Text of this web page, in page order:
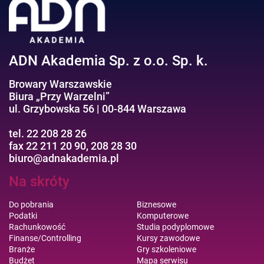
Efektywność osobista//Wellbeing
ADN Akademia Sp. z o.o. Sp. k.
Browary Warszawskie
Biura „Przy Warzelni”
ul. Grzybowska 56 | 00-844 Warszawa
tel. 22 208 28 26
fax 22 211 20 90, 208 28 30
biuro@adnakademia.pl
Na skróty
Do pobrania
Podatki
Rachunkowość
Finanse/Controlling
Branże
Budżet
Biznesowe
Komputerowe
Studia podyplomowe
Kursy zawodowe
Gry szkoleniowe
Mapa serwisu